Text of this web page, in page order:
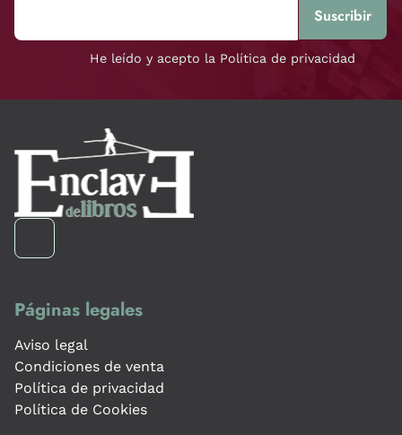
He leído y acepto la Política de privacidad
Páginas legales
Aviso legal
Condiciones de venta
Política de privacidad
Política de Cookies